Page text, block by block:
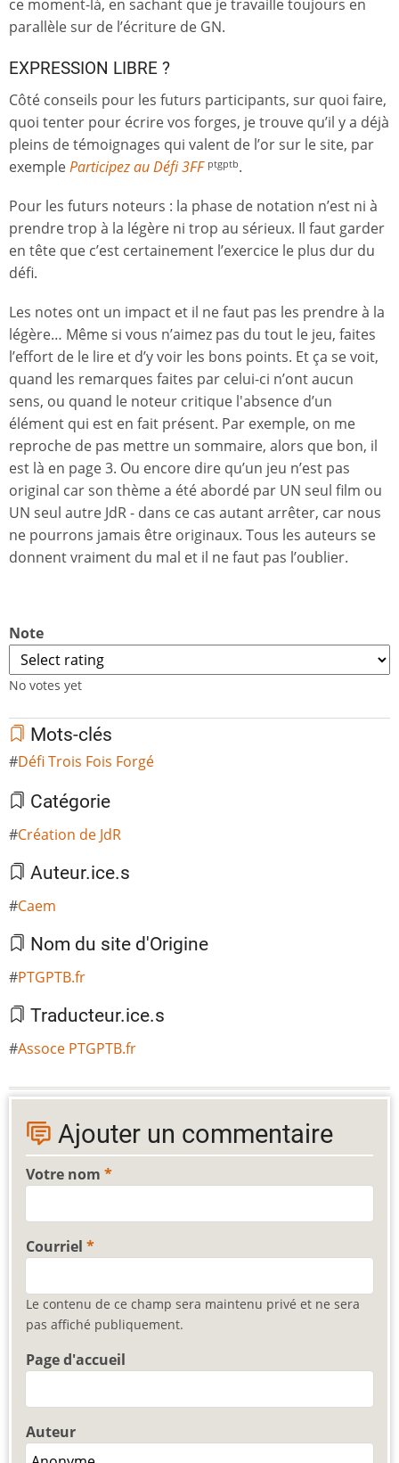
ce moment-là, en sachant que je travaille toujours en
parallèle sur de l’écriture de GN.
EXPRESSION LIBRE ?
Côté conseils pour les futurs participants, sur quoi faire,
quoi tenter pour écrire vos forges, je trouve qu’il y a déjà
pleins de témoignages qui valent de l’or sur le site, par
exempleParticipez au Défi 3FF ptgptb.
Pour les futurs noteurs : la phase de notation n’est ni à
prendre trop à la légère ni trop au sérieux. Il faut garder
en tête que c’est certainement l’exercice le plus dur du
défi.
Les notes ont un impact et il ne faut pas les prendre à la
légère… Même si vous n’aimez pas du tout le jeu, faites
l’effort de le lire et d’y voir les bons points. Et ça se voit,
quand les remarques faites par celui-ci n’ont aucun
sens, ou quand le noteur critique l'absence d’un
élément qui est en fait présent. Par exemple, on me
reproche de pas mettre un sommaire, alors que bon, il
est là en page 3. Ou encore dire qu’un jeu n’est pas
original car son thème a été abordé par UN seul film ou
UN seul autre JdR - dans ce cas autant arrêter, car nous
ne pourrons jamais être originaux. Tous les auteurs se
donnent vraiment du mal et il ne faut pas l’oublier.
Note
No votes yet
Mots-clés
Défi Trois Fois Forgé
Catégorie
Création de JdR
Auteur.ice.s
Caem
Nom du site d'Origine
PTGPTB.fr
Traducteur.ice.s
Assoce PTGPTB.fr
Ajouter un commentaire
Votre nom
Courriel
Le contenu de ce champ sera maintenu privé et ne sera
pas affiché publiquement.
Page d'accueil
Auteur